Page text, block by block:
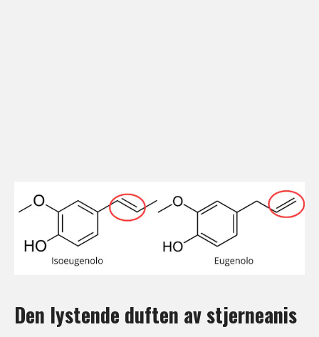
Den lystende duften av stjerneanis